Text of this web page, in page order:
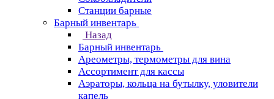
Станции барные
Барный инвентарь
Назад
Барный инвентарь
Ареометры, термометры для вина
Ассортимент для кассы
Аэраторы, кольца на бутылку, уловители
капель